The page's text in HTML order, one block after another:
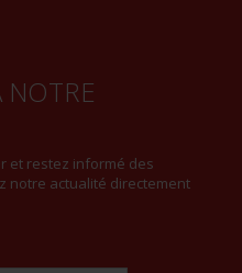
et restez informé des
notre actualité directement